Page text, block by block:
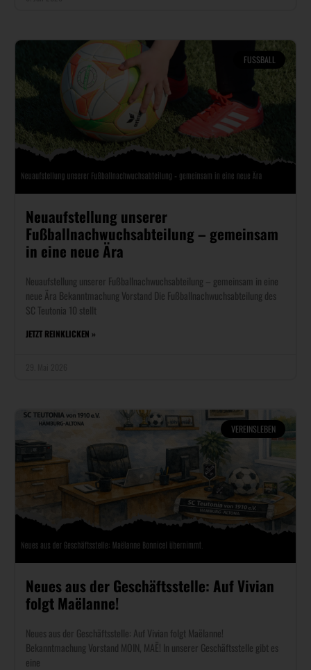
FUSSBALL
Neuaufstellung unserer
Fußballnachwuchsabteilung – gemeinsam
in eine neue Ära
Neuaufstellung unserer Fußballnachwuchsabteilung – gemeinsam in eine
neue Ära Bekanntmachung Vorstand Die Fußballnachwuchsabteilung des
SC Teutonia 10 stellt
JETZT REINKLICKEN »
VEREINSLEBEN
Neues aus der Geschäftsstelle: Auf Vivian
folgt Maëlanne!​
Neues aus der Geschäftsstelle: Auf Vivian folgt Maëlanne!
Bekanntmachung Vorstand MOIN, MAË! In unserer Geschäftsstelle gibt es
eine